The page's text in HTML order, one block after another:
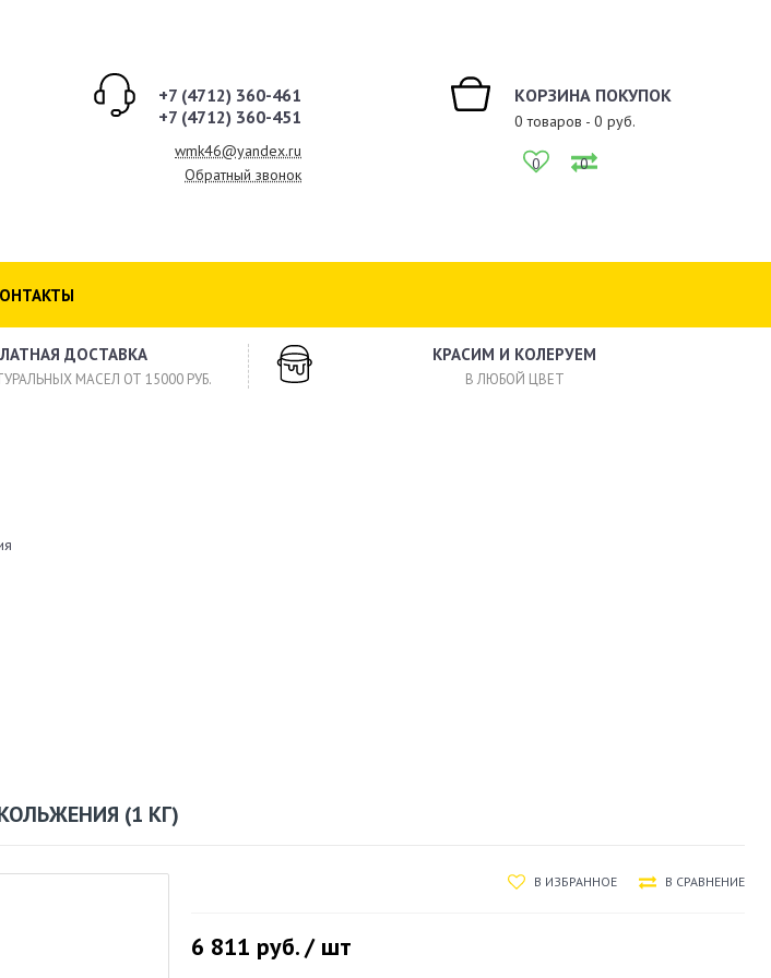
+7 (4712) 360-461
+7 (4712) 360-451
wmk46@yandex.ru
Обратный звонок
КОРЗИНА ПОКУПОК
0 товаров - 0 руб.
0 0
ДОСТАВКА
МАСЕЛ ОТ 15000 РУБ.
КРАСИМ И КОЛЕРУЕМ
В ЛЮБОЙ ЦВЕТ
(1 КГ)
В ИЗБРАННОЕ В СРАВНЕНИЕ
6 811 руб. / шт